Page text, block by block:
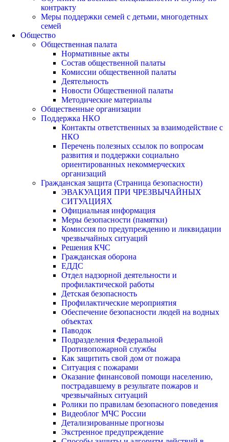
контракту
Меры поддержки семей с детьми, многодетных
семей
Общество
Общественная палата
Нормативные акты
Состав общественной палаты
Комиссии общественной палаты
Деятельность
Новости Общественной палаты
Методические материалы
Общественные организации
Поддержка НКО
Контакты ответственных за взаимодействие с
НКО
Перечень полезных ссылок по вопросам
развития и поддержки социально
ориентированных некоммерческих
организаций
Гражданская защита (Страница безопасности)
ЭВАКУАЦИЯ ПРИ ЧРЕЗВЫЧАЙНЫХ
СИТУАЦИЯХ
Официальная информация
Меры безопасности (памятки)
Комиссия по предупреждению и ликвидации
чрезвычайных ситуаций
Решения КЧС
Гражданская оборона
ЕДДС
Отдел надзорной деятельности и
профилактической работы
Детская безопасность
Профилактические мероприятия
Обеспечение безопасности людей на водных
объектах
Паводок
Подразделения Федеральной
Противопожарной службы
Как защитить свой дом от пожара
Ситуация с пожарами
Оказание финансовой помощи населению,
пострадавшему в результате пожаров и
чрезвычайных ситуаций
Ролики по правилам безопасного поведения
Видеоблог МЧС России
Детализированные прогнозы
Экстренное предупреждение